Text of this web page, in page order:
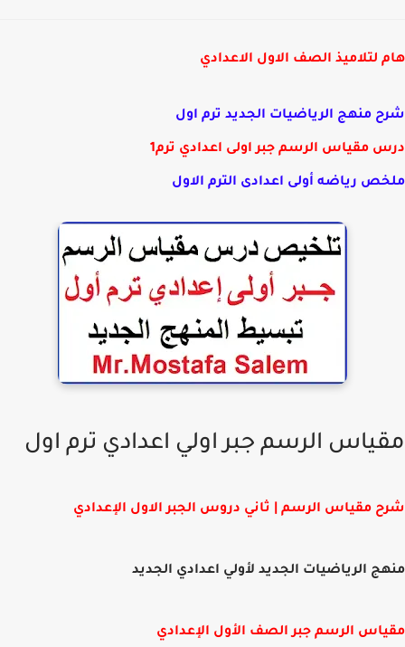
لتلاميذ الصف الاول الاعدادي
منهج الرياضيات الجديد ترم اول
مقياس الرسم جبر اولى اعدادي ترم1
رياضه أولى اعدادى الترم الاول
الرسم جبر اولي اعدادي ترم اول
مقياس الرسم | ثاني دروس الجبر الاول الإعدادي
الرياضيات الجديد لأولي اعدادي الجديد
الرسم جبر الصف الأول الإعدادي